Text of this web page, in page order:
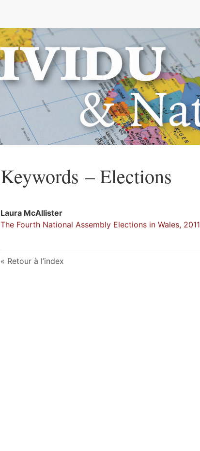
Keywords – Elections
Laura McAllister
The Fourth National Assembly Elections in Wales, 2011
Retour à l’index